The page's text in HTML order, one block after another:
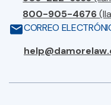
800-905-4676
CORREO